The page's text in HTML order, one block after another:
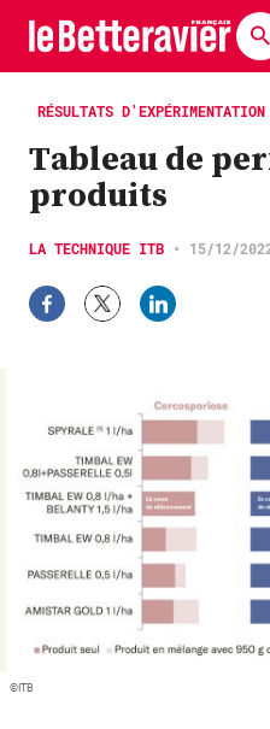
Actualités
Économie
Agronomie
Matériels
La technique ITB
Guides
Chasse
Plus
RÉSULTATS D'EXPÉRIMENTATION
Tableau de
produits
LA TECHNIQUE ITB • 15/12/
©ITB